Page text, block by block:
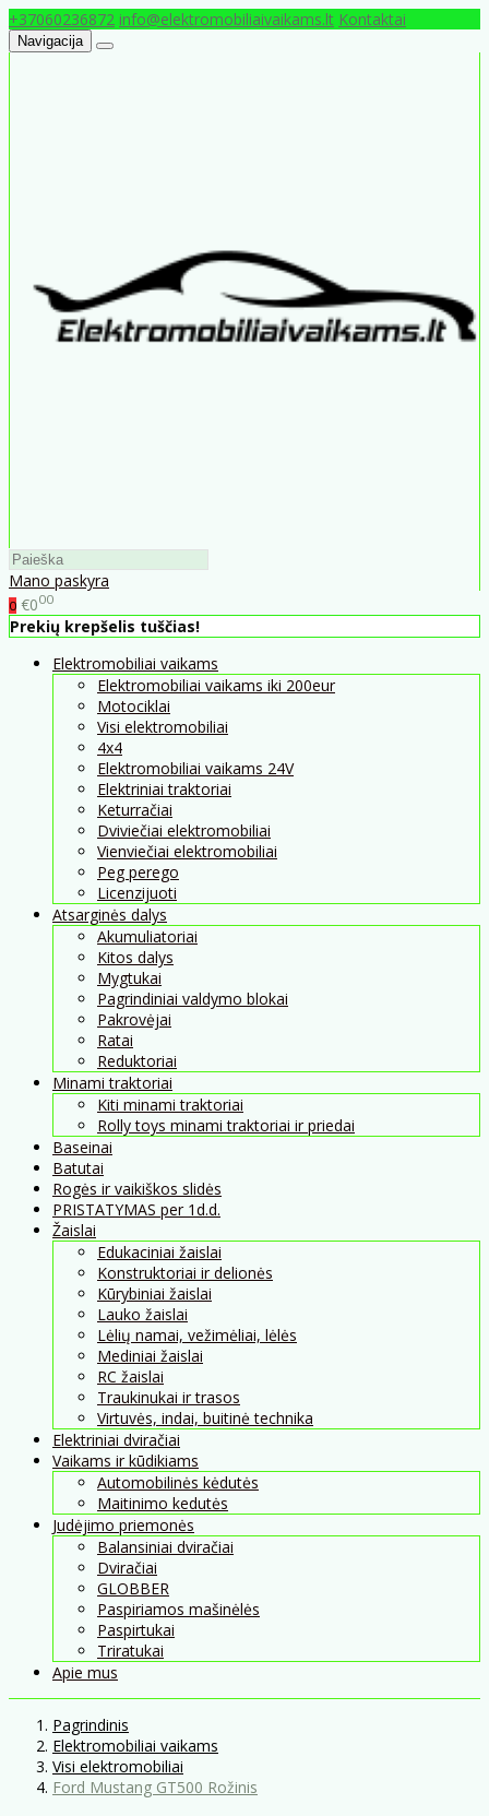
+37060236872 info@elektromobiliaivaikams.lt Kontaktai
Navigacija
Mano paskyra
0 €000
Prekių krepšelis tuščias!
Elektromobiliai vaikams
Elektromobiliai vaikams iki 200eur
Motociklai
Visi elektromobiliai
4x4
Elektromobiliai vaikams 24V
Elektriniai traktoriai
Keturračiai
Dviviečiai elektromobiliai
Vienviečiai elektromobiliai
Peg perego
Licenzijuoti
Atsarginės dalys
Akumuliatoriai
Kitos dalys
Mygtukai
Pagrindiniai valdymo blokai
Pakrovėjai
Ratai
Reduktoriai
Minami traktoriai
Kiti minami traktoriai
Rolly toys minami traktoriai ir priedai
Baseinai
Batutai
Rogės ir vaikiškos slidės
PRISTATYMAS per 1d.d.
Žaislai
Edukaciniai žaislai
Konstruktoriai ir delionės
Kūrybiniai žaislai
Lauko žaislai
Lėlių namai, vežimėliai, lėlės
Mediniai žaislai
RC žaislai
Traukinukai ir trasos
Virtuvės, indai, buitinė technika
Elektriniai dviračiai
Vaikams ir kūdikiams
Automobilinės kėdutės
Maitinimo kedutės
Judėjimo priemonės
Balansiniai dviračiai
Dviračiai
GLOBBER
Paspiriamos mašinėlės
Paspirtukai
Triratukai
Apie mus
Pagrindinis
Elektromobiliai vaikams
Visi elektromobiliai
Ford Mustang GT500 Rožinis